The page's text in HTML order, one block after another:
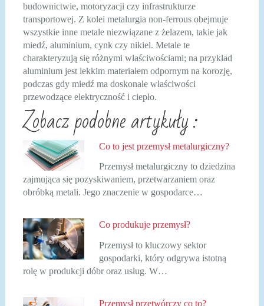
budownictwie, motoryzacji czy infrastrukturze
transportowej. Z kolei metalurgia non-ferrous obejmuje
wszystkie inne metale niezwiązane z żelazem, takie jak
miedź, aluminium, cynk czy nikiel. Metale te
charakteryzują się różnymi właściwościami; na przykład
aluminium jest lekkim materiałem odpornym na korozję,
podczas gdy miedź ma doskonałe właściwości
przewodzące elektryczność i ciepło.
Zobacz podobne artykuły :
Co to jest przemysł metalurgiczny?
Przemysł metalurgiczny to dziedzina
zajmująca się pozyskiwaniem, przetwarzaniem oraz
obróbką metali. Jego znaczenie w gospodarce…
Co produkuje przemysł?
Przemysł to kluczowy sektor
gospodarki, który odgrywa istotną
rolę w produkcji dóbr oraz usług. W…
Przemysł przetwórczy co to?